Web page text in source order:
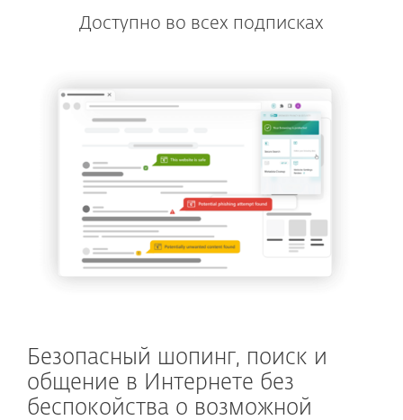
Доступно во всех подписках
Безопасный шопинг, поиск и
общение в Интернете без
беспокойства о возможной